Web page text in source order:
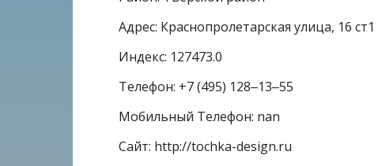
Адрес: Краснопролетарская улица, 16 ст1
Индекс: 127473.0
Телефон: +7 (495) 128‒13‒55
Мобильный Телефон: nan
Сайт: http://tochka-design.ru